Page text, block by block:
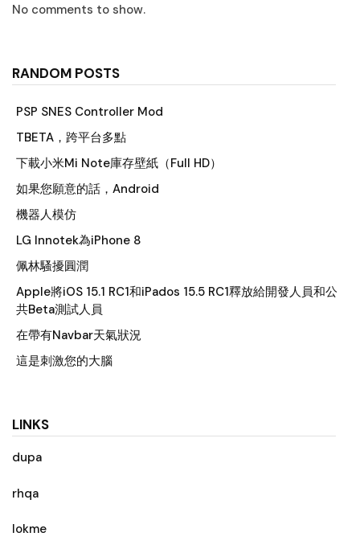
No comments to show.
RANDOM POSTS
PSP SNES Controller Mod
TBETA，跨平台多點
下載小米Mi Note庫存壁紙（Full HD）
如果您願意的話，Android
機器人模仿
LG Innotek為iPhone 8
佩林騷擾圓潤
Apple將iOS 15.1 RC1和iPados 15.5 RC1釋放給開發人員和公
共Beta測試人員
在帶有Navbar天氣狀況
這是刺激您的大腦
LINKS
dupa
rhqa
lokme